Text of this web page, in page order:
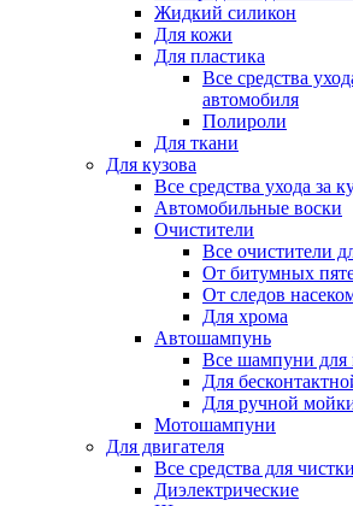
Жидкий силикон
Для кожи
Для пластика
Все средства
автомобиля
Полироли
Для ткани
Для кузова
Все средства ухода за
Автомобильные воски
Очистители
Все очистители
От битумных
От следов
Для хрома
Автошампунь
Все шампуни для
Для
Для ручной
Мотошампуни
Для двигателя
Все средства для
Диэлектрические